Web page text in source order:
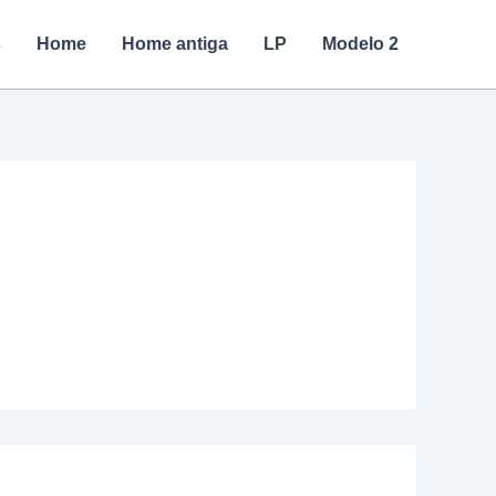
Home Home antiga LP Modelo 2